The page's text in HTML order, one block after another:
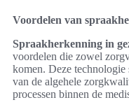
Voordelen van
Spraakherkenning in
voordelen die zowel
komen. Deze technologie
van de algehele
processen binnen de